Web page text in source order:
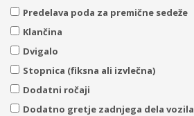
Predelava poda za premične sedeže
Klančina
Dvigalo
Stopnica (fiksna ali izvlečna)
Dodatni ročaji
Dodatno gretje zadnjega dela vozila